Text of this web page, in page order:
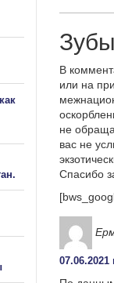
В
или на
не
вас не
Спасибо
07.06.2021